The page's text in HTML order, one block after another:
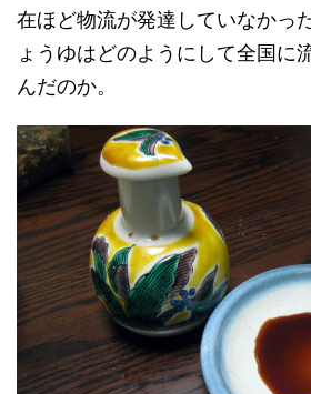
在ほど物流が発達していなかっ
ょうゆはどのようにして全国に
んだのか。